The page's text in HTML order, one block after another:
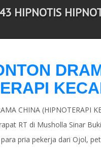
HIPNOTIS
CHINA (HIPNOTERAPI
RT di Musholla Sinar
pria pekerja dari Ojol,